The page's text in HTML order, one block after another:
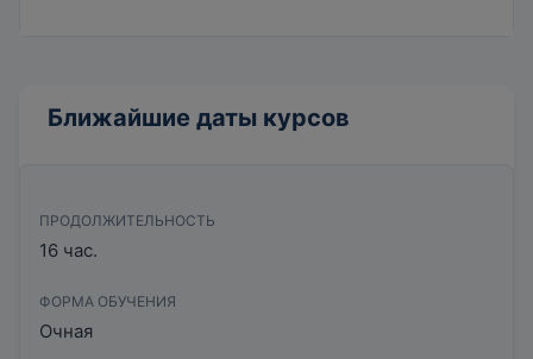
Ближайшие даты курсов
ПРОДОЛЖИТЕЛЬНОСТЬ
16 час.
ФОРМА ОБУЧЕНИЯ
Очная